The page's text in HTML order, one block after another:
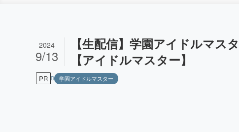
【生配信】学園アイドルマス
【アイドルマスター】
2024
9/13
PR 学園アイドルマスター